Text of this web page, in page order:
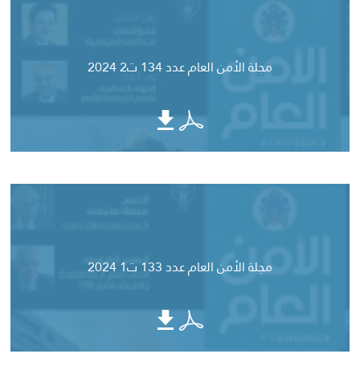
مجلة الأمن العام عدد 134 ت2 2024
مجلة الأمن العام عدد 133 ت1 2024